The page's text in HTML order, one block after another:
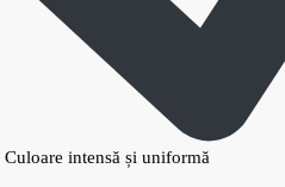
Culoare intensă și uniformă